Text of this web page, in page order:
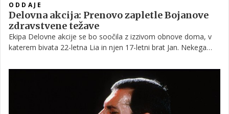
ODDAJE
Delovna akcija: Prenovo zapletle Bojanove
zdravstvene težave
Ekipa Delovne akcije se bo soočila z izzivom obnove doma, v
katerem bivata 22-letna Lia in njen 17-letni brat Jan. Nekega
poskušala ga je rešiti, a ni bilo pomoči. Po nenadni smrti očeta
sta čez noč z bratom ostala sama v istem domu, kjer sta se
odločila ostati, saj je bližje njunima šolama in službi. Njuna hiša
nima osnovnih bivalnih pogojev, saj sta med drugim brez